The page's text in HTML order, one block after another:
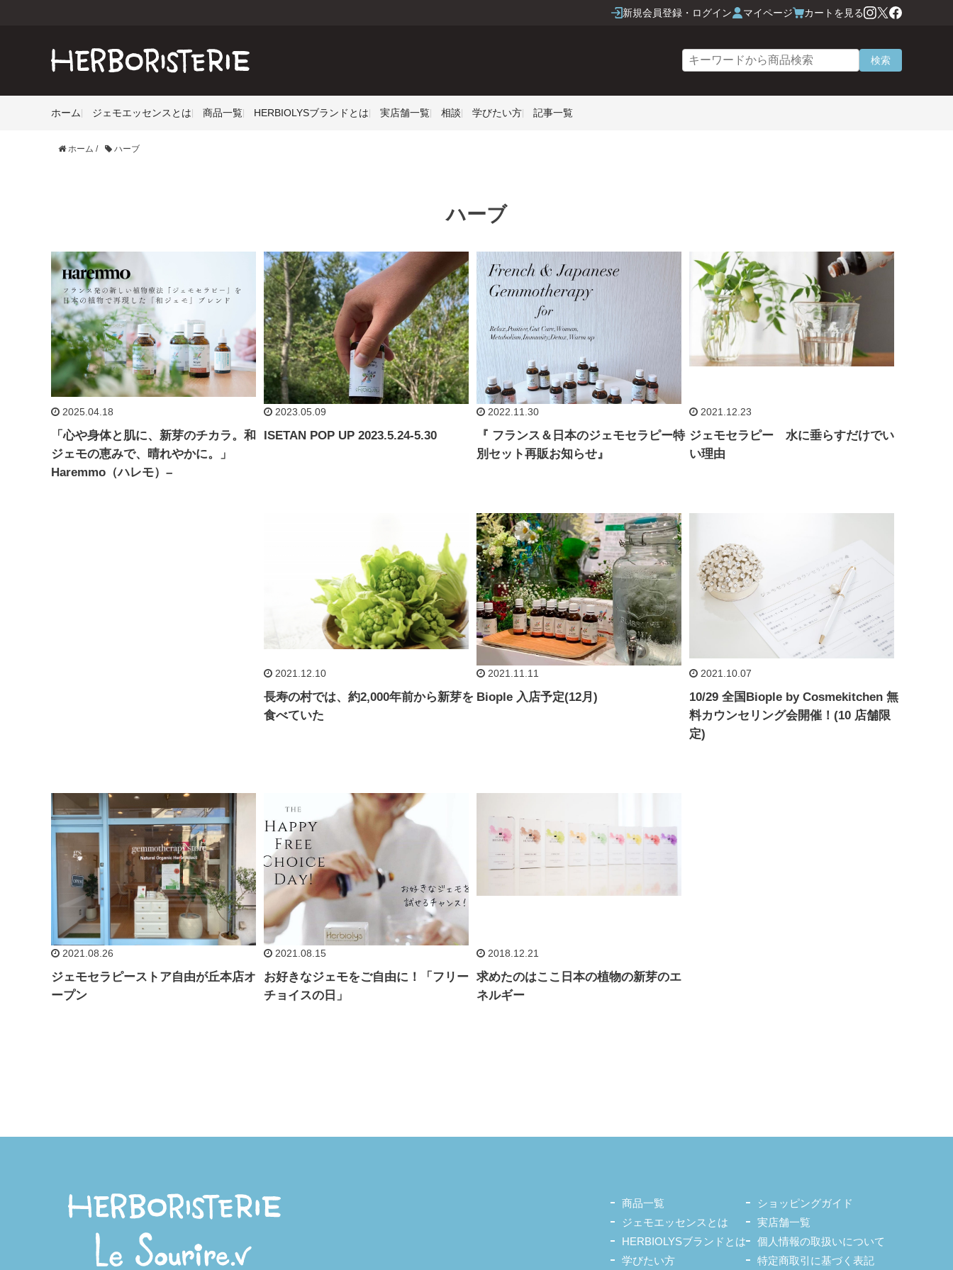
新規会員登録・ログイン マイページ カートを見る
検索
ホーム ジェモエッセンスとは 商品一覧 HERBIOLYSブランドとは 実店舗一覧 相談 学びたい方 記事一覧
ホーム / ハーブ
ハーブ
2025.04.18
「心や身体と肌に、新芽のチカラ。和
ジェモの恵みで、晴れやかに。」
Haremmo（ハレモ）–
2023.05.09
ISETAN POP UP 2023.5.24-5.30
2022.11.30
『 フランス＆日本のジェモセラピー特
別セット再販お知らせ』
2021.12.23
ジェモセラピー 水に垂らすだけでい
い理由
2021.12.10
長寿の村では、約2,000年前から新芽を
食べていた
2021.11.11
Biople 入店予定(12月)
2021.10.07
10/29 全国Biople by Cosmekitchen 無
料カウンセリング会開催！(10 店舗限
定)
2021.08.26
ジェモセラピーストア自由が丘本店オ
ープン
2021.08.15
お好きなジェモをご自由に！「フリー
チョイスの日」
2018.12.21
求めたのはここ日本の植物の新芽のエ
ネルギー
商品一覧
ジェモエッセンスとは
HERBIOLYSブランドとは
学びたい方
ショッピングガイド
実店舗一覧
個人情報の取扱いについて
特定商取引に基づく表記